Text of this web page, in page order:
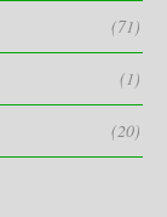
(71)
(1)
(20)